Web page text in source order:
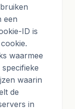
een
ID is
waarmee
waarin
de
in